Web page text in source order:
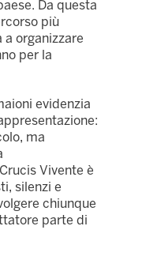
Da questa
più
organizzare
per la
evidenzia
ma
Vivente è
silenzi e
chiunque
parte di